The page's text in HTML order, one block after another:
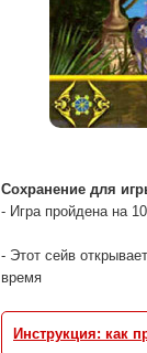
Сохранение для
- Игра пройдена на
- Этот сейв
время
Инструкция: как